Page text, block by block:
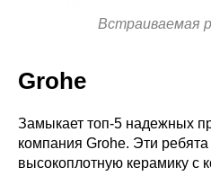
Встраиваемая
Grohe
Замыкает топ-5 надежных
компания Grohe. Эти
высокоплотную керамику с